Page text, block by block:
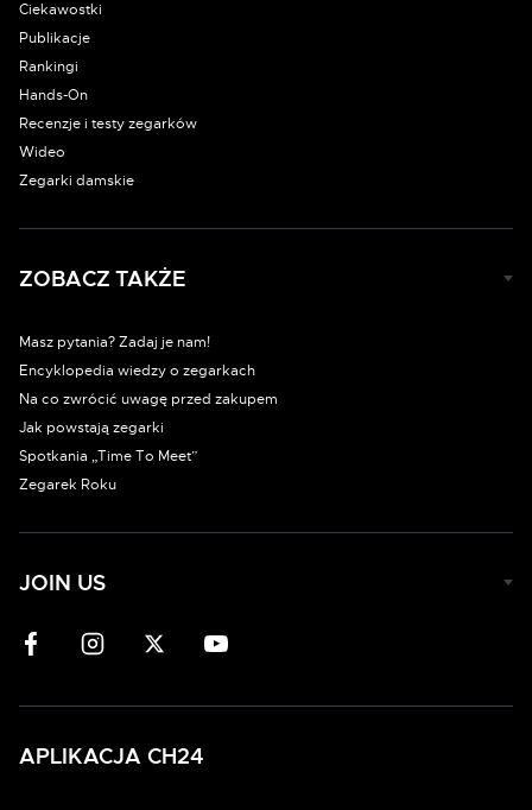
Ciekawostki
Publikacje
Rankingi
Hands-On
Recenzje i testy zegarków
Wideo
Zegarki damskie
ZOBACZ TAKŻE
Masz pytania? Zadaj je nam!
Encyklopedia wiedzy o zegarkach
Na co zwrócić uwagę przed zakupem
Jak powstają zegarki
Spotkania „Time To Meet”
Zegarek Roku
JOIN US
APLIKACJA CH24